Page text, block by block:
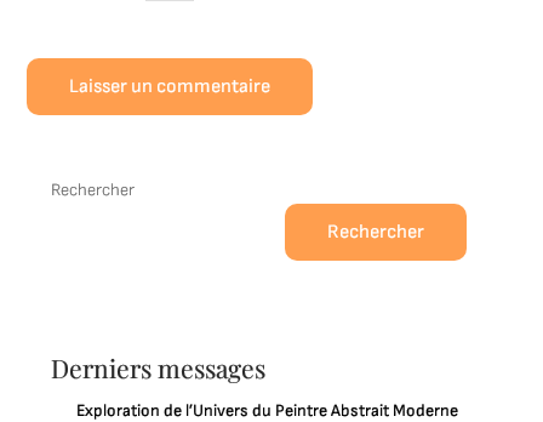
Rechercher
Rechercher
Derniers messages
Exploration de l’Univers du Peintre Abstrait Moderne